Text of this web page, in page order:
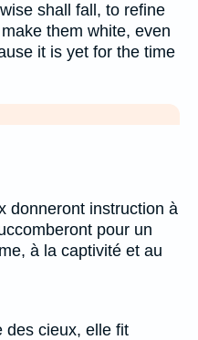
shall fall, to refine
them white, even
it is yet for the time
donneront instruction à
pour un
à la captivité et au
des cieux, elle fit